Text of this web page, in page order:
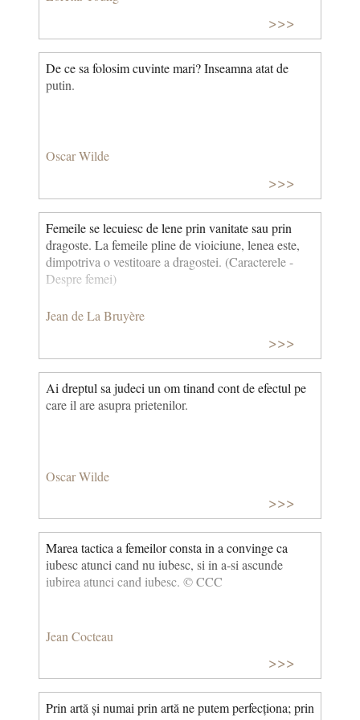
>>>
De ce sa folosim cuvinte mari? Inseamna atat de
putin.
Oscar Wilde
>>>
Femeile se lecuiesc de lene prin vanitate sau prin
dragoste. La femeile pline de vioiciune, lenea este,
dimpotriva o vestitoare a dragostei. (Caracterele -
Despre femei)
Jean de La Bruyère
>>>
Ai dreptul sa judeci un om tinand cont de efectul pe
care il are asupra prietenilor.
Oscar Wilde
>>>
Marea tactica a femeilor consta in a convinge ca
iubesc atunci cand nu iubesc, si in a-si ascunde
iubirea atunci cand iubesc. © CCC
Jean Cocteau
>>>
Prin artă și numai prin artă ne putem perfecționa; prin